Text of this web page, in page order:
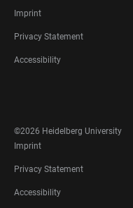
FOOTER
LEGAL
Imprint
Privacy Statement
Accessibility
MEDIA
©2026 Heidelberg University
FOOTER
LEGAL
Imprint
Privacy Statement
Accessibility